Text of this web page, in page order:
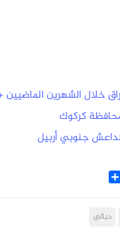
خلال الشهرين الماضيين
كركوك
ديالى